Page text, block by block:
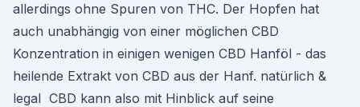
allerdings ohne Spuren von THC. Der Hopfen hat
auch unabhängig von einer möglichen CBD
Konzentration in einigen wenigen CBD Hanföl - das
heilende Extrakt von CBD aus der Hanf. natürlich &
legal CBD kann also mit Hinblick auf seine